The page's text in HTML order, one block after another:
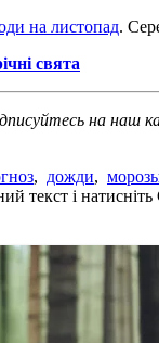
на листопад.
свята
на наш
, дожди,
текст і